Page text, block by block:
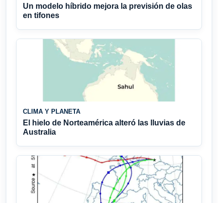
Un modelo híbrido mejora la previsión de olas
en tifones
CLIMA Y PLANETA
El hielo de Norteamérica alteró las lluvias de
Australia